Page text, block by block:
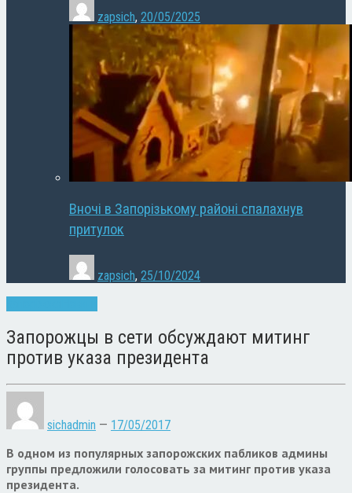
zapsich, 20/05/2025
Вночі в Запорізькому районі спалахнув
притулок
zapsich, 25/10/2024
Запорожцы в сети обсуждают митинг
против указа президента
sichadmin — 17/05/2017
В одном из популярных запорожских пабликов админы
группы предложили голосовать за митинг против указа
президента.